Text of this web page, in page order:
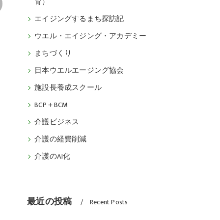
エイジングするまち探訪記
ウエル・エイジング・アカデミー
まちづくり
日本ウエルエージング協会
施設長養成スクール
BCP＋BCM
介護ビジネス
介護の経費削減
介護のAI化
最近の投稿 Recent Posts